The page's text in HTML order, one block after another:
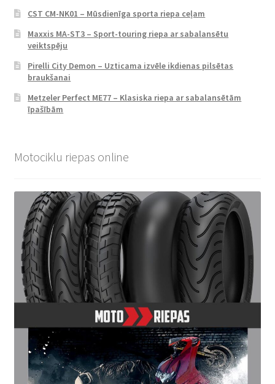
CST CM-NK01 – Mūsdienīga sporta riepa ceļam
Maxxis MA-ST3 – Sport-touring riepa ar sabalansētu
veiktspēju
Pirelli City Demon – Uzticama izvēle ikdienas pilsētas
braukšanai
Metzeler Perfect ME77 – Klasiska riepa ar sabalansētām
īpašībām
Motociklu riepas online